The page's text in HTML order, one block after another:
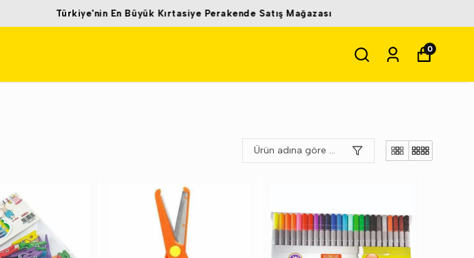
Perakende Satış Mağazası
0
Ürün adına göre A-Z